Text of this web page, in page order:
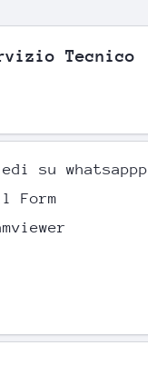
Tecnico
su whatsappp
Form